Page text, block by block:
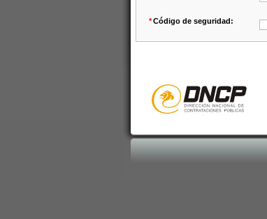
*Código de seguridad: